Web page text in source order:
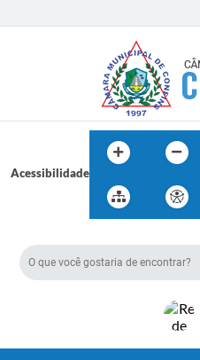
Acessibilidade